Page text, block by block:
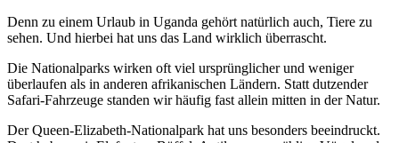
Denn zu einem Urlaub in Uganda gehört natürlich auch, Tiere zu
sehen. Und hierbei hat uns das Land wirklich überrascht.
Die Nationalparks wirken oft viel ursprünglicher und weniger
überlaufen als in anderen afrikanischen Ländern. Statt dutzender
Safari-Fahrzeuge standen wir häufig fast allein mitten in der Natur.
Der Queen-Elizabeth-Nationalpark hat uns besonders beeindruckt.